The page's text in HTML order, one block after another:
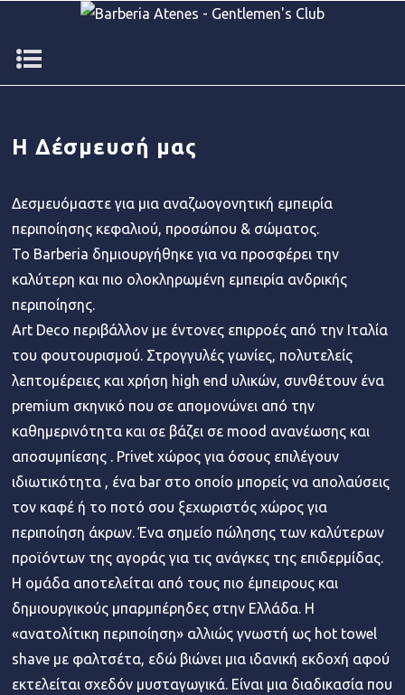
Η Δέσμευσή μας
Δεσμευόμαστε για μια αναζωογονητική εμπειρία
περιποίησης κεφαλιού, προσώπου & σώματος.
Το Barberia δημιουργήθηκε για να προσφέρει την
καλύτερη και πιο ολοκληρωμένη εμπειρία ανδρικής
περιποίησης.
Art Deco περιβάλλον με έντονες επιρροές από την Ιταλία
του φουτουρισμού. Στρογγυλές γωνίες, πολυτελείς
λεπτομέρειες και χρήση high end υλικών, συνθέτουν ένα
premium σκηνικό που σε απομονώνει από την
καθημερινότητα και σε βάζει σε mood ανανέωσης και
αποσυμπίεσης . Privet χώρος για όσους επιλέγουν
ιδιωτικότητα , ένα bar στο οποίο μπορείς να απολαύσεις
τον καφέ ή το ποτό σου ξεχωριστός χώρος για
περιποίηση άκρων. Ένα σημείο πώλησης των καλύτερων
προϊόντων της αγοράς για τις ανάγκες της επιδερμίδας.
Η ομάδα αποτελείται από τους πιο έμπειρους και
δημιουργικούς μπαρμπέρηδες στην Ελλάδα. Η
«ανατολίτικη περιποίηση» αλλιώς γνωστή ως hot towel
shave με φαλτσέτα, εδώ βιώνει μια ιδανική εκδοχή αφού
εκτελείται σχεδόν μυσταγωγικά. Είναι μια διαδικασία που